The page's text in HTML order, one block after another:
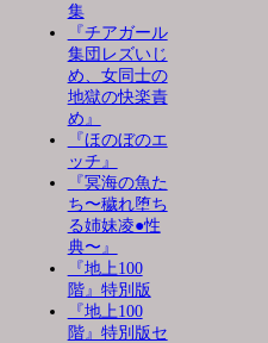
集
『チアガール
集団レズいじ
め、女同士の
地獄の快楽責
め』
『ほのぼのエ
ッチ』
『冥海の魚た
ち〜穢れ堕ち
る姉妹凌●性
典〜』
『地上100
階』特別版
『地上100
階』特別版セ